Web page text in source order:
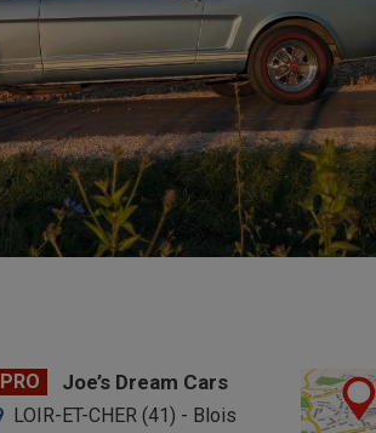
PRO Joe’s Dream Cars
LOIR-ET-CHER (41) - Blois